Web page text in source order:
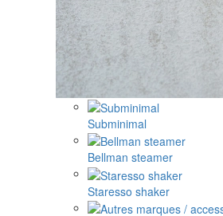
Subminimal
Bellman steamer
Staresso shaker